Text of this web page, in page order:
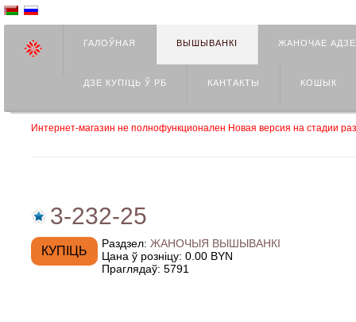
ГАЛОЎНАЯ ВЫШЫВАНКІ ЖАНОЧАЕ
ДЗЕ КУПIЦЬ Ў РБ КАНТАКТЫ КОШЫК
Интернет-магазин не полнофункционален Новая версия на стадии
3-232-25
Раздзел: ЖАНОЧЫЯ ВЫШЫВАНКІ
Цана ў розніцу: 0.00 BYN
Праглядаў: 5791